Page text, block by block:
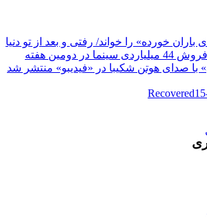
خورده» را خواند/ رفتی و بعد از تو دنیا
فروش 44 میلیاردی سینما در دومین هفته
با صدای هوتن شکیبا در «فیدیبو» منتشر شد